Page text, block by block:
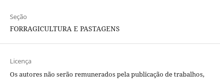
Seção
FORRAGICULTURA E PASTAGENS
Licença
Os autores não serão remunerados pela publicação de trabalhos,